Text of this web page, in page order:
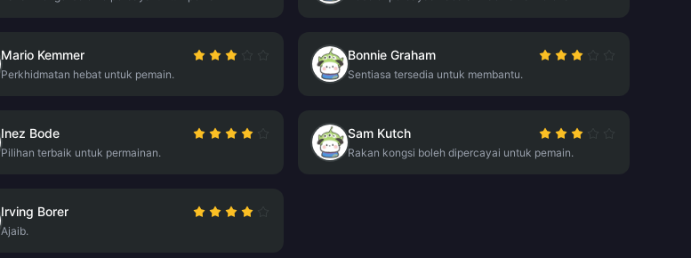
Mario Kemmer
Perkhidmatan hebat untuk pemain.
Bonnie Graham
Sentiasa tersedia untuk membantu.
Inez Bode
Pilihan terbaik untuk permainan.
Sam Kutch
Rakan kongsi boleh dipercayai untuk pemain.
Irving Borer
Ajaib.